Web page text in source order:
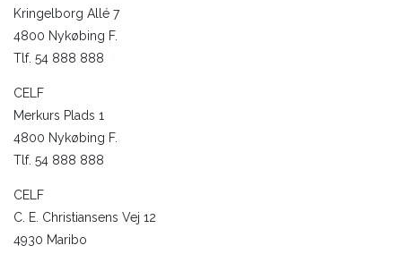
Kringelborg Allé 7
4800 Nykøbing F.
Tlf. 54 888 888
CELF
Merkurs Plads 1
4800 Nykøbing F.
Tlf. 54 888 888
CELF
C. E. Christiansens Vej 12
4930 Maribo